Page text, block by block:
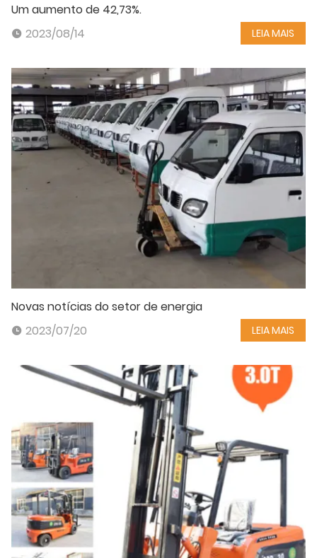
Um aumento de 42,73%.
2023/08/14
LEIA MAIS
Novas notícias do setor de energia
2023/07/20
LEIA MAIS